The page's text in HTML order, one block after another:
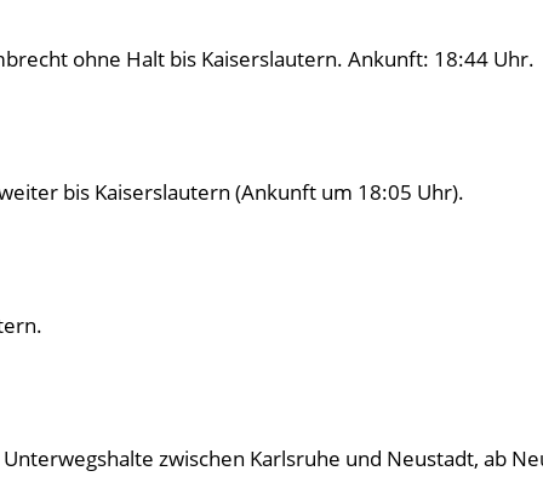
ohne Halt bis Kaiserslautern. Ankunft: 18:44 Uhr.
bis Kaiserslautern (Ankunft um 18:05 Uhr).
zwischen Karlsruhe und Neustadt, ab